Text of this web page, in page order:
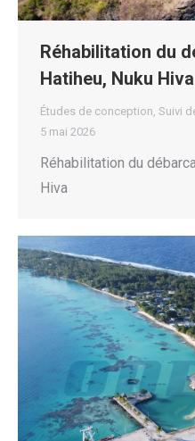
Réhabilitation du
Hatiheu, Nuku Hiva
Études de conception Suivi
5 mai 2026
Réhabilitation du
Hiva